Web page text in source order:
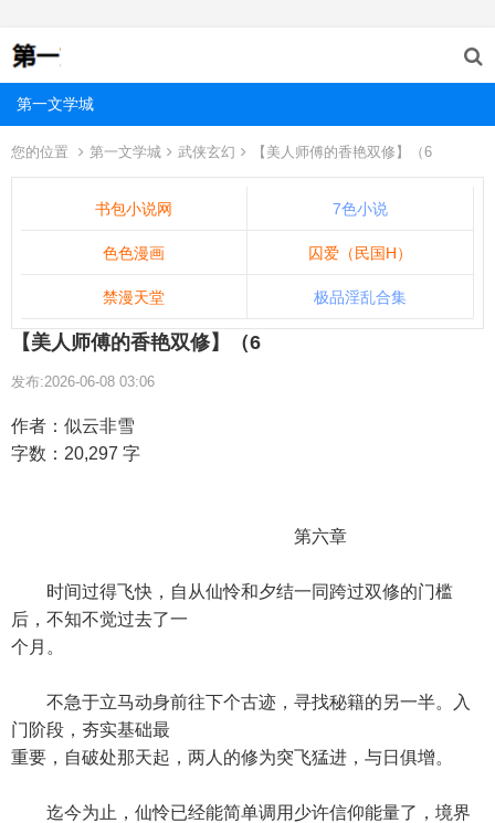
第一文学城
您的位置 第一文学城 武侠玄幻 【美人师傅的香艳双修】（6
书包小说网 7色小说
色色漫画 囚爱（民国H）
禁漫天堂 极品淫乱合集
【美人师傅的香艳双修】（6
发布:2026-06-08 03:06
作者：似云非雪
字数：20,297 字
第六章
时间过得飞快，自从仙怜和夕结一同跨过双修的门槛
后，不知不觉过去了一
个月。
不急于立马动身前往下个古迹，寻找秘籍的另一半。入
门阶段，夯实基础最
重要，自破处那天起，两人的修为突飞猛进，与日俱增。
迄今为止，仙怜已经能简单调用少许信仰能量了，境界